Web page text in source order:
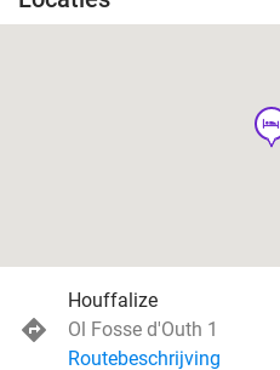
hotel
Houffalize
Ol Fosse d'Outh 1
Routebeschrijving